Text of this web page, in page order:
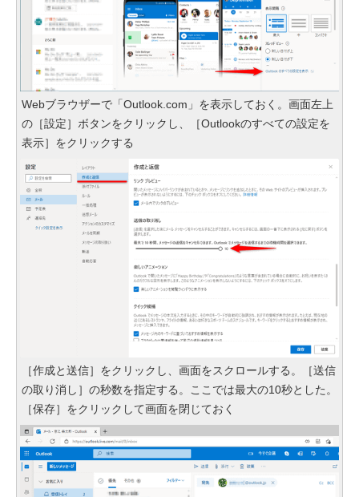
Webブラウザーで「Outlook.com」を表示しておく。画面左上
の［設定］ボタンをクリックし、［Outlookのすべての設定を
表示］をクリックする
［作成と送信］をクリックし、画面をスクロールする。［送信
の取り消し］の秒数を指定する。ここでは最大の10秒とした。
［保存］をクリックして画面を閉じておく